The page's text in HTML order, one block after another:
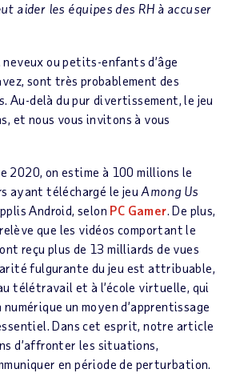
aider les équipes des RH à accuser
ou petits-enfants d’âge
sont très probablement des
. Au-delà du pur divertissement, le jeu
et nous vous invitons à vous
2020, on estime à 100 millions le
ayant téléchargé le jeu Among Us
Android, selon PC Gamer. De plus,
relève que les vidéos comportant le
reçu plus de 13 milliards de vues
fulgurante du jeu est attribuable,
télétravail et à l’école virtuelle, qui
un moyen d’apprentissage
Dans cet esprit, notre article
d’affronter les situations,
en période de perturbation.